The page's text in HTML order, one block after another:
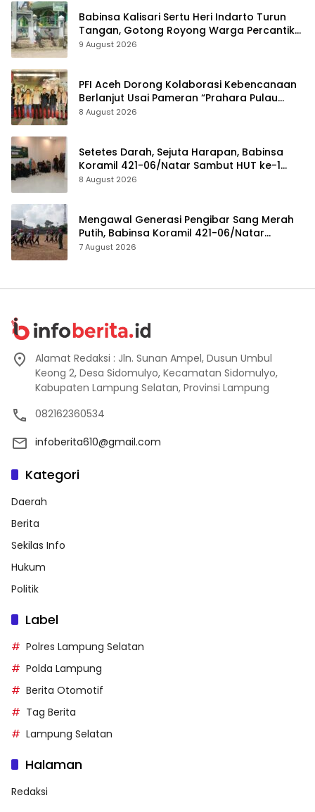
Babinsa Kalisari Sertu Heri Indarto Turun
Tangan, Gotong Royong Warga Percantik
Masjid Miftahussalam
9 August 2026
PFI Aceh Dorong Kolaborasi Kebencanaan
Berlanjut Usai Pameran “Prahara Pulau
Emas”
8 August 2026
Setetes Darah, Sejuta Harapan, Babinsa
Koramil 421-06/Natar Sambut HUT ke-1
Kodam XXI/Radin Inten
8 August 2026
Mengawal Generasi Pengibar Sang Merah
Putih, Babinsa Koramil 421-06/Natar
Gembleng Paskibra di Dua Kecamatan
7 August 2026
Alamat Redaksi : Jln. Sunan Ampel, Dusun Umbul
Keong 2, Desa Sidomulyo, Kecamatan Sidomulyo,
Kabupaten Lampung Selatan, Provinsi Lampung
082162360534
infoberita610@gmail.com
Kategori
Daerah
Berita
Sekilas Info
Hukum
Politik
Label
Polres Lampung Selatan
Polda Lampung
Berita Otomotif
Tag Berita
Lampung Selatan
Halaman
Redaksi